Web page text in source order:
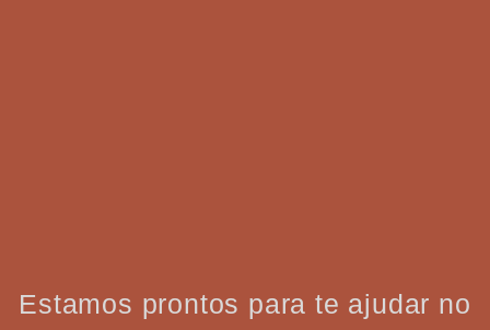
Estamos prontos para te ajudar no